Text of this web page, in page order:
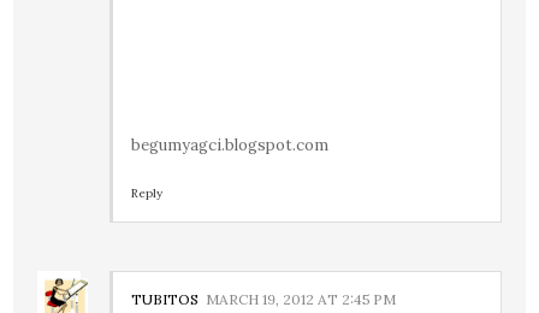
begumyagci.blogspot.com
Reply
TUBITOS MARCH 19, 2012 AT 2:45 PM